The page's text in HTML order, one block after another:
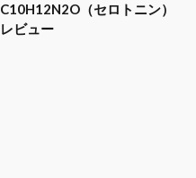
C10H12N2O（セロトニン）
レビュー